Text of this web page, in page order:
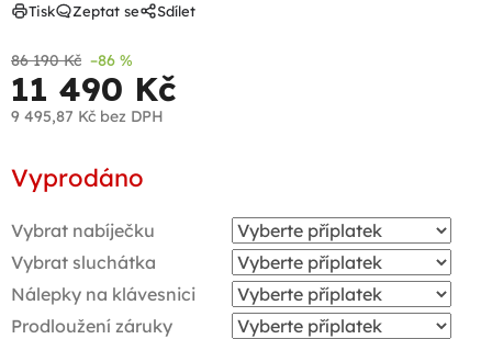
86 190 Kč –86 %
11 490 Kč
9 495,87 Kč bez DPH
cena:
Vyprodáno
Vybrat nabíječku
Vybrat sluchátka
Nálepky na klávesnici
Prodloužení záruky
Tisk Zeptat se Sdílet